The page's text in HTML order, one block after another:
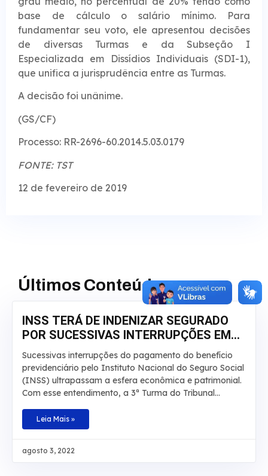
base de cálculo o salário mínimo. Para
fundamentar seu voto, ele apresentou decisões
de diversas Turmas e da Subseção I
Especializada em Dissídios Individuais (SDI-1),
que unifica a jurisprudência entre as Turmas.
A decisão foi unânime.
(GS/CF)
Processo: RR-2696-60.2014.5.03.0179
FONTE: TST
12 de fevereiro de 2019
Últimos Conteúdos
INSS TERÁ DE INDENIZAR SEGURADO
POR SUCESSIVAS INTERRUPÇÕES EM
APOSENTADORIA
Sucessivas interrupções do pagamento do benefício
previdenciário pelo Instituto Nacional do Seguro Social
(INSS) ultrapassam a esfera econômica e patrimonial.
Com esse entendimento, a 3ª Turma do Tribunal
unanimidade, a condenação da autarquia por danos
morais e aumentou a indenização a ser paga a um
um homem que teve por diversas vezes sua
Leia Mais »
agosto 3, 2022